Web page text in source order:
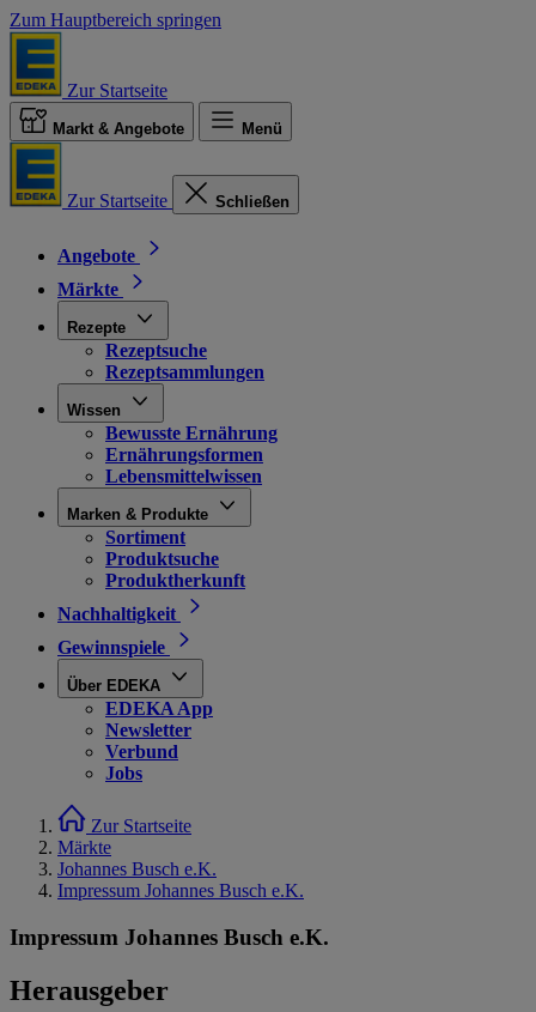
Zum Hauptbereich springen
Zur Startseite
Markt & Angebote Menü
Zur Startseite Schließen
Angebote
Märkte
Rezepte
Rezeptsuche
Rezeptsammlungen
Wissen
Bewusste Ernährung
Ernährungsformen
Lebensmittelwissen
Marken & Produkte
Sortiment
Produktsuche
Produktherkunft
Nachhaltigkeit
Gewinnspiele
Über EDEKA
EDEKA App
Newsletter
Verbund
Jobs
Zur Startseite
Märkte
Johannes Busch e.K.
Impressum Johannes Busch e.K.
Impressum Johannes Busch e.K.
Herausgeber